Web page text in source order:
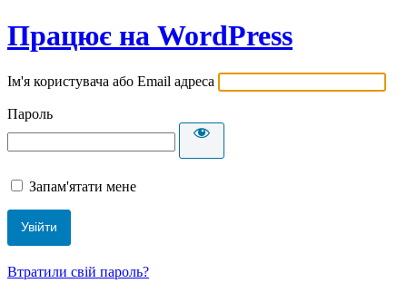
Працює на WordPress
Ім'я користувача або Email адреса
Пароль
Запам'ятати мене
Втратили свій пароль?